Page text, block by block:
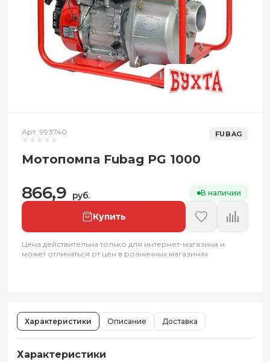
Арт. 993740 FUBAG
Мотопомпа Fubag PG 1000
866,9 руб. В наличии
Купить
Цена действительна только для интернет-магазина и
может отличаться от цен в розничных магазинах
Характеристики Описание Доставка
Характеристики